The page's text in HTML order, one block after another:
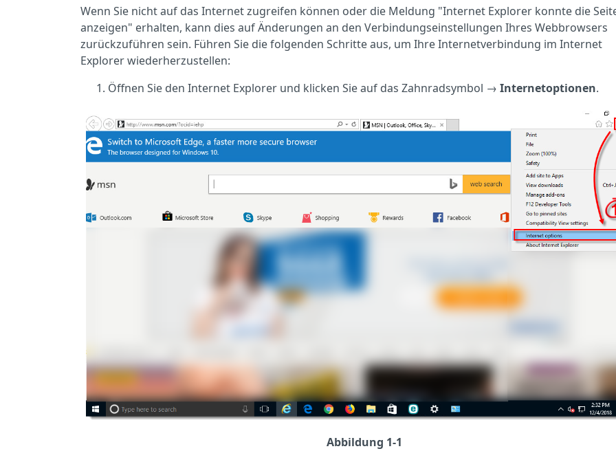
Wenn Sie nicht auf das Internet zugreifen können oder die Meldung "Internet Explorer konnte die
anzeigen" erhalten, kann dies auf Änderungen an den Verbindungseinstellungen Ihres Webbrowsers
zurückzuführen sein. Führen Sie die folgenden Schritte aus, um Ihre Internetverbindung im Internet
Explorer wiederherzustellen:
Öffnen Sie den Internet Explorer und klicken Sie auf das Zahnradsymbol → Internetoptionen.
Abbildung 1-1